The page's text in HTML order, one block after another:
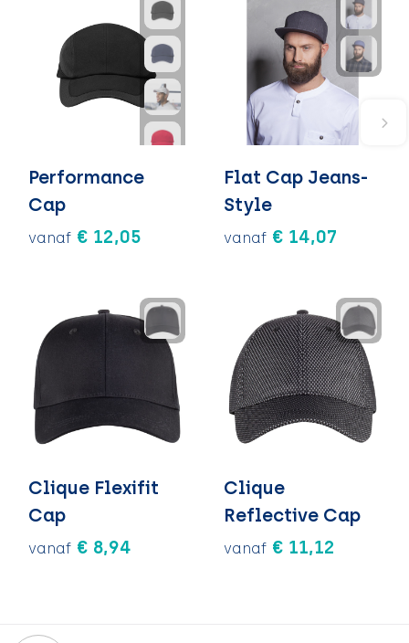
Performance
Cap
vanaf € 12,05
Flat Cap Jeans-
Style
vanaf € 14,07
Clique Flexifit
Cap
vanaf € 8,94
Clique
Reflective Cap
vanaf € 11,12